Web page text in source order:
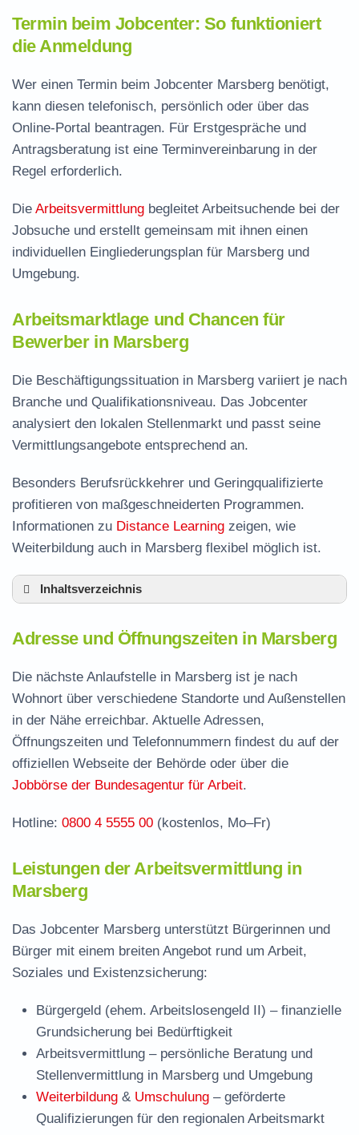
Termin beim Jobcenter: So funktioniert
die Anmeldung
Wer einen Termin beim Jobcenter Marsberg benötigt,
kann diesen telefonisch, persönlich oder über das
Online-Portal beantragen. Für Erstgespräche und
Antragsberatung ist eine Terminvereinbarung in der
Regel erforderlich.
Die Arbeitsvermittlung begleitet Arbeitsuchende bei der
Jobsuche und erstellt gemeinsam mit ihnen einen
individuellen Eingliederungsplan für Marsberg und
Umgebung.
Arbeitsmarktlage und Chancen für
Bewerber in Marsberg
Die Beschäftigungssituation in Marsberg variiert je nach
Branche und Qualifikationsniveau. Das Jobcenter
analysiert den lokalen Stellenmarkt und passt seine
Vermittlungsangebote entsprechend an.
Besonders Berufsrückkehrer und Geringqualifizierte
profitieren von maßgeschneiderten Programmen.
Informationen zu Distance Learning zeigen, wie
Weiterbildung auch in Marsberg flexibel möglich ist.
Inhaltsverzeichnis
Leistungen der Arbeitsvermittlung in Marsberg
Termin vereinbaren und Bürgergeld beantragen
Jobcenter Hochsauerlandkreis – zuständige
Stelle
Stellenangebote und Jobbörse in Marsberg
Häufige Fragen rund ums Jobcenter
Adresse und Öffnungszeiten in Marsberg
Die nächste Anlaufstelle in Marsberg ist je nach
Wohnort über verschiedene Standorte und Außenstellen
in der Nähe erreichbar. Aktuelle Adressen,
Öffnungszeiten und Telefonnummern findest du auf der
offiziellen Webseite der Behörde oder über die
Jobbörse der Bundesagentur für Arbeit.
Hotline: 0800 4 5555 00 (kostenlos, Mo–Fr)
Leistungen der Arbeitsvermittlung in
Marsberg
Das Jobcenter Marsberg unterstützt Bürgerinnen und
Bürger mit einem breiten Angebot rund um Arbeit,
Soziales und Existenzsicherung:
Bürgergeld (ehem. Arbeitslosengeld II) – finanzielle
Grundsicherung bei Bedürftigkeit
Arbeitsvermittlung – persönliche Beratung und
Stellenvermittlung in Marsberg und Umgebung
Weiterbildung & Umschulung – geförderte
Qualifizierungen für den regionalen Arbeitsmarkt